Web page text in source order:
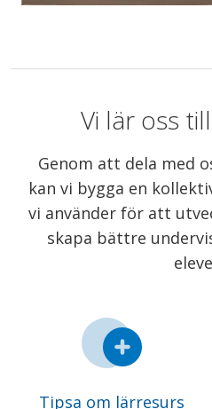
Vi lär oss
Genom att dela med
kan vi bygga en
vi använder för att
skapa bättre
Tipsa om lärresurs